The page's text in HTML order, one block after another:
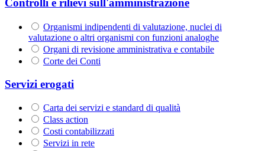
Controlli e rilievi sull'amministrazione
Organismi indipendenti di valutazione, nuclei di
valutazione o altri organismi con funzioni analoghe
Organi di revisione amministrativa e contabile
Corte dei Conti
Servizi erogati
Carta dei servizi e standard di qualità
Class action
Costi contabilizzati
Servizi in rete